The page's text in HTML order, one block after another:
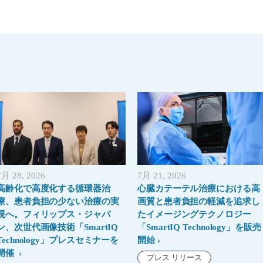
28, 2026
齢化で高度化する循環器治
、患者負担の少ない治療の実
へ。フィリップス・ジャパ
、次世代画像技術「SmartIQ
」プレスセミナーを
催
7月 21, 2026
心臓カテーテル治療における高
画質と患者負担の軽減を追求し
たイメージングテクノロジー
「SmartIQ Technology」を販売
開始
プレス リリース